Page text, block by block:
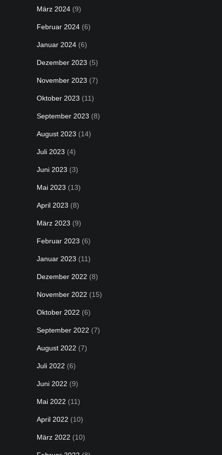
März 2024 (9)
Februar 2024 (6)
Januar 2024 (6)
Dezember 2023 (5)
November 2023 (7)
Oktober 2023 (11)
September 2023 (8)
August 2023 (14)
Juli 2023 (4)
Juni 2023 (3)
Mai 2023 (13)
April 2023 (8)
März 2023 (9)
Februar 2023 (6)
Januar 2023 (11)
Dezember 2022 (8)
November 2022 (15)
Oktober 2022 (6)
September 2022 (7)
August 2022 (7)
Juli 2022 (6)
Juni 2022 (9)
Mai 2022 (11)
April 2022 (10)
März 2022 (10)